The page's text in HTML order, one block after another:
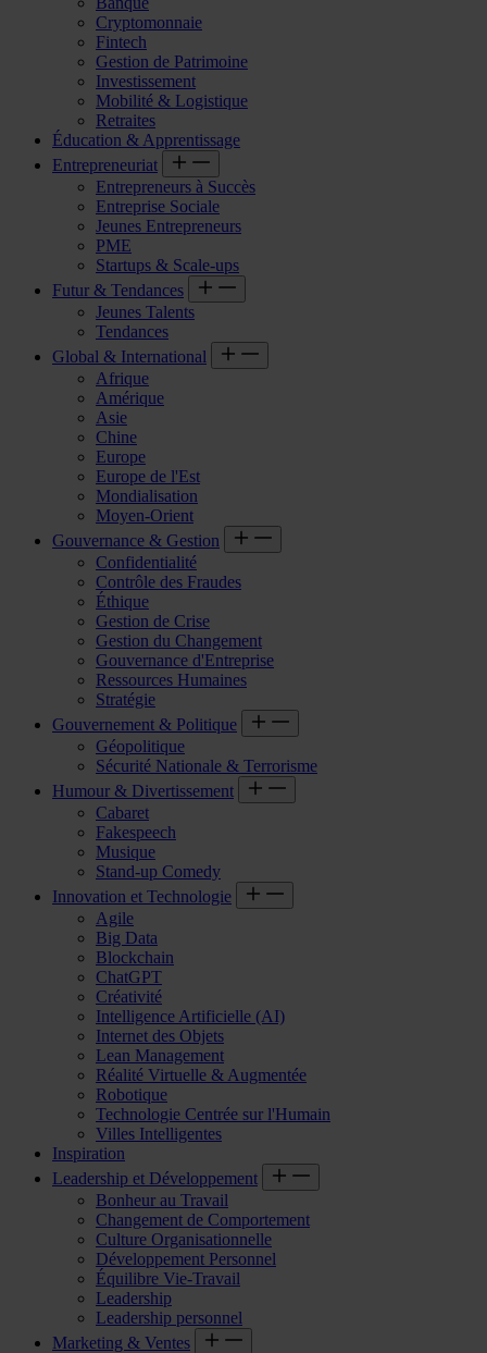
Cryptomonnaie
Fintech
Gestion de Patrimoine
Investissement
Mobilité & Logistique
Retraites
Éducation & Apprentissage
Entrepreneuriat
Entrepreneurs à Succès
Entreprise Sociale
Jeunes Entrepreneurs
PME
Startups & Scale-ups
Futur & Tendances
Jeunes Talents
Tendances
Global & International
Afrique
Amérique
Asie
Chine
Europe
Europe de l'Est
Mondialisation
Moyen-Orient
Gouvernance & Gestion
Confidentialité
Contrôle des Fraudes
Éthique
Gestion de Crise
Gestion du Changement
Gouvernance d'Entreprise
Ressources Humaines
Stratégie
Gouvernement & Politique
Géopolitique
Sécurité Nationale & Terrorisme
Humour & Divertissement
Cabaret
Fakespeech
Musique
Stand-up Comedy
Innovation et Technologie
Agile
Big Data
Blockchain
ChatGPT
Créativité
Intelligence Artificielle (AI)
Internet des Objets
Lean Management
Réalité Virtuelle & Augmentée
Robotique
Technologie Centrée sur l'Humain
Villes Intelligentes
Inspiration
Leadership et Développement
Bonheur au Travail
Changement de Comportement
Culture Organisationnelle
Développement Personnel
Équilibre Vie-Travail
Leadership
Leadership personnel
Marketing & Ventes